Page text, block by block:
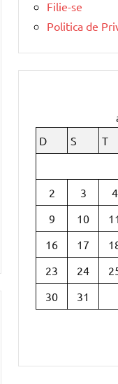
Filie-se
Politica de
D
S T
2
3 4
9
10 11
16
17
23
24
30
31